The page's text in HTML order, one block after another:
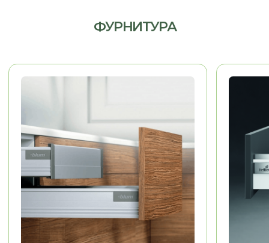
МЕБЕЛЬ ДЛЯ ДОМА
Гардеробные, гостиные,
детские, санузлы